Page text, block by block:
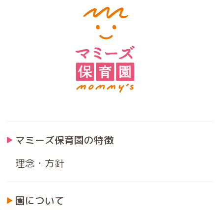
マミーズ保育園の特徴
理念・方針
園について